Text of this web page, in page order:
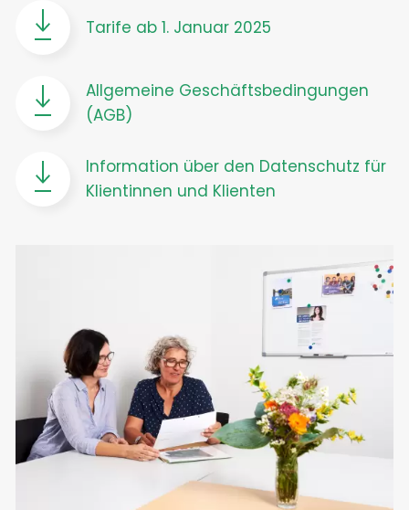
Tarife ab 1. Januar 2025
Allgemeine Geschäftsbedingungen
(AGB)
Information über den Datenschutz für
Klientinnen und Klienten